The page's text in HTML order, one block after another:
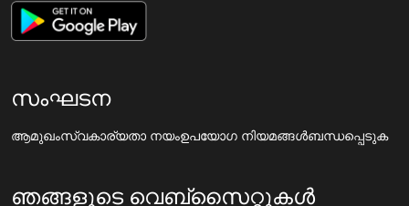
സംഘടന
ആമുഖംസ്വകാര്യതാ നയംഉപയോഗ നിയമങ്ങൾബന്ധപ്പെടുക
ഞങ്ങളുടെ വെബ്സൈറ്റുകൾ